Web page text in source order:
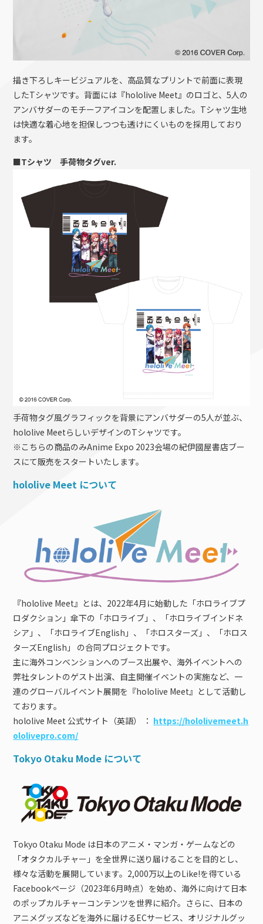
描き下ろしキービジュアルを、高品質なプリントで前面に表現
したTシャツです。背面には『hololive Meet』のロゴと、5人の
アンバサダーのモチーフアイコンを配置しました。Tシャツ生地
は快適な着心地を担保しつつも透けにくいものを採用しており
ます。
■Tシャツ 手荷物タグver.
手荷物タグ風グラフィックを背景にアンバサダーの5人が並ぶ、
hololive MeetらしいデザインのTシャツです。
※こちらの商品のみAnime Expo 2023会場の紀伊國屋書店ブー
スにて販売をスタートいたします。
hololive Meet について
『hololive Meet』とは、2022年4月に始動した「ホロライブプ
ロダクション」傘下の「ホロライブ」、「ホロライブインドネ
シア」、「ホロライブEnglish」、「ホロスターズ」、「ホロス
ターズEnglish」 の合同プロジェクトです。​
主に海外コンベンションへのブース出展や、海外イベントへの
弊社タレントのゲスト出演、自主開催イベントの実施など、一
連のグローバルイベント展開を『hololive Meet』として活動し
ております。
hololive Meet 公式サイト（英語） ： https://hololivemeet.h
ololivepro.com/
Tokyo Otaku Mode について
Tokyo Otaku Mode は日本のアニメ・マンガ・ゲームなどの
「オタクカルチャー」を全世界に送り届けることを目的とし、
様々な活動を展開しています。2,000万以上のLike!を得ている
Facebookページ（2023年6月時点）を始め、海外に向けて日本
のポップカルチャーコンテンツを世界に紹介。さらに、日本の
アニメグッズなどを海外に届けるECサービス、オリジナルグッ